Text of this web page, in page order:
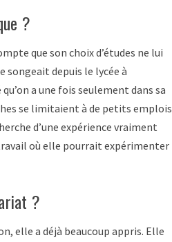
?
que son choix d’études ne lui
songeait depuis le lycée à
a une fois seulement dans sa
se limitaient à de petits emplois
d’une expérience vraiment
où elle pourrait expérimenter
?
elle a déjà beaucoup appris. Elle